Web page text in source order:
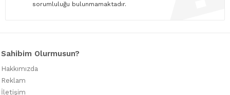
sorumluluğu bulunmamaktadır.
Sahibim Olurmusun?
Hakkımızda
Reklam
İletişim